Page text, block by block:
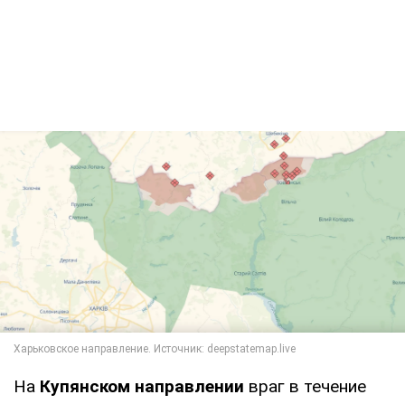
На Купянском направлении враг в течение